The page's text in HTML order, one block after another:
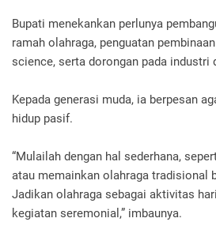
Bupati menekankan perlunya
ramah olahraga, penguatan
science, serta dorongan pada industri
Kepada generasi muda, ia berpesan
hidup pasif.
“Mulailah dengan hal sederhana,
atau memainkan olahraga tradisional
Jadikan olahraga sebagai aktivitas
kegiatan seremonial,” imbaunya.